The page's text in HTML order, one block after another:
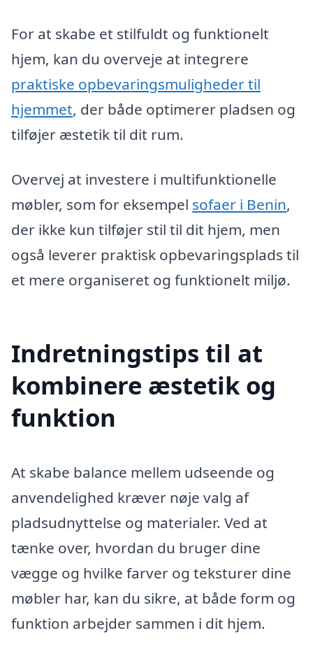
For at skabe et stilfuldt og funktionelt
hjem, kan du overveje at integrere
praktiske opbevaringsmuligheder til
hjemmet, der både optimerer pladsen og
tilføjer æstetik til dit rum.
Overvej at investere i multifunktionelle
møbler, som for eksempel sofaer i Benin,
der ikke kun tilføjer stil til dit hjem, men
også leverer praktisk opbevaringsplads til
et mere organiseret og funktionelt miljø.
Indretningstips til at
kombinere æstetik og
funktion
At skabe balance mellem udseende og
anvendelighed kræver nøje valg af
pladsudnyttelse og materialer. Ved at
tænke over, hvordan du bruger dine
vægge og hvilke farver og teksturer dine
møbler har, kan du sikre, at både form og
funktion arbejder sammen i dit hjem.